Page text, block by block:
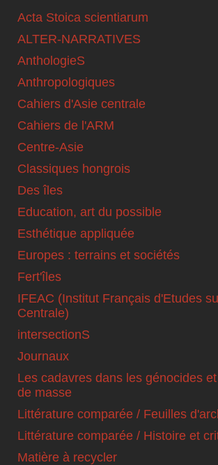
Acta Stoica scientiarum
ALTER-NARRATIVES
AnthologieS
Anthropologiques
Cahiers d'Asie centrale
Cahiers de l'ARM
Centre-Asie
Classiques hongrois
Des îles
Education, art du possible
Esthétique appliquée
Europes : terrains et sociétés
Fert'îles
IFEAC (Institut Français d'Etudes
Centrale)
intersectionS
Journaux
Les cadavres dans les génocides
de masse
Littérature comparée / Feuilles
Littérature comparée / Histoire et
Matière à recycler